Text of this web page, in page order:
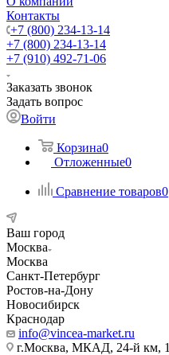
Контакты
+7 (800) 234-13-14
+7 (800) 234-13-14
+7 (910) 492-71-06
Заказать звонок
Задать вопрос
Войти
Корзина0
Отложенные0
Сравнение товаров0
Ваш город
Москва
Москва
Санкт-Петербург
Ростов-на-Дону
Новосибирск
Краснодар
info@vincea-market.ru
г.Москва, МКАД, 24-й км,